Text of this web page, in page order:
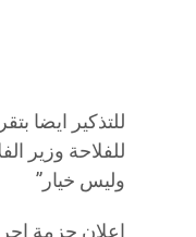
للتذكير ايضا
للفلاحة وزير
وليس خيار”